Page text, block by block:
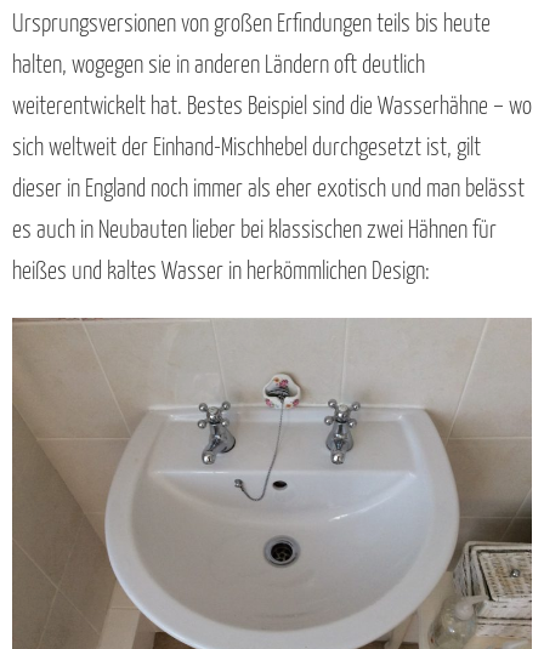
Ursprungsversionen von großen Erfindungen teils bis heute
halten, wogegen sie in anderen Ländern oft deutlich
weiterentwickelt hat. Bestes Beispiel sind die Wasserhähne – wo
sich weltweit der Einhand-Mischhebel durchgesetzt ist, gilt
dieser in England noch immer als eher exotisch und man belässt
es auch in Neubauten lieber bei klassischen zwei Hähnen für
heißes und kaltes Wasser in herkömmlichen Design: